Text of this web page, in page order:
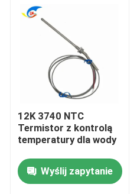
12K 3740 NTC
Termistor z kontrolą
temperatury dla wody
Wyślij zapytanie